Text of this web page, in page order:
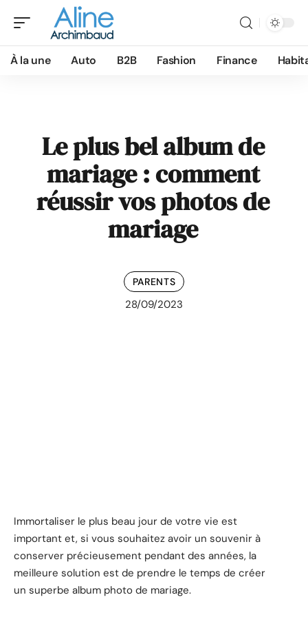
À la une Auto B2B Fashion Finance
Le plus bel album de
mariage : comment
réussir vos photos de
mariage
PARENTS
28/09/2023
Immortaliser le plus beau jour de votre vie est
important et, si vous souhaitez avoir un souvenir à
conserver précieusement pendant des années, la
meilleure solution est de prendre le temps de créer
un superbe album photo de mariage.